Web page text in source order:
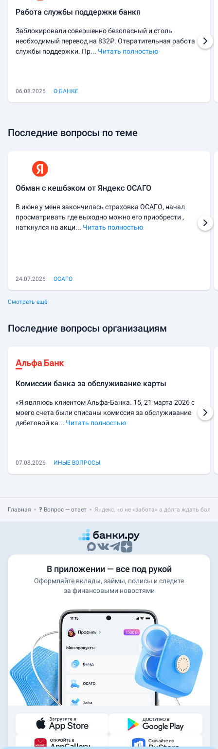
Работа службы поддержки банкп
Заблокировали совершенно безопасный и столь
необходимый перевод на 832₽. Отвратительная работа
службы поддержки. Пр... Читать полностью
06.08.2026 О БАНКЕ
Последние вопросы по теме
Обман с кешбэком от Яндекс ОСАГО
В июне у меня закончилась страховка ОСАГО, начал
просматривать где выходно можно его приобрести ,
наткнулся на акци... Читать полностью
24.07.2026 ОСАГО
Смотреть ещё
Последние вопросы организациям
Комиссии банка за обслуживание карты
«Я являюсь клиентом Альфа-Банка. 15, 21 марта 2026 с
моего счета были списаны комиссия за обслуживание
дебетовой ка... Читать полностью
07.08.2026 ИНЫЕ ВОПРОСЫ
Главная ❓ Вопрос — ответ Яндекс, но не «забота» а долга ждать
В приложении — все под рукой
Оформляйте вклады, займы, полисы и следите
за финансовыми новостями